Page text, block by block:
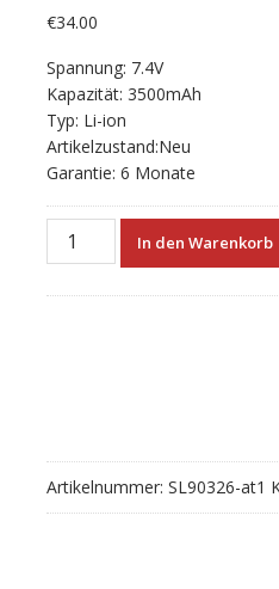
€34.00
Spannung: 7.4V
Kapazität: 3500mAh
Typ: Li-ion
Artikelzustand:Neu
Garantie: 6 Monate
Neue
In den Warenkorb
Artikelnummer: SL90326-at1